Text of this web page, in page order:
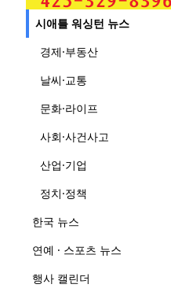
시애틀 워싱턴 뉴스
경제·부동산
날씨·교통
문화·라이프
사회·사건사고
산업·기업
정치·정책
한국 뉴스
연예 · 스포츠 뉴스
행사 캘린더